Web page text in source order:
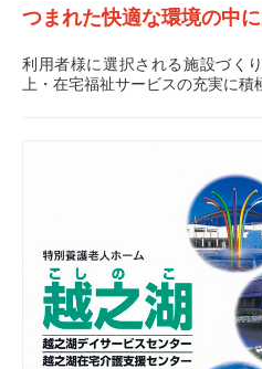
つまれた快適な環境の中に
利用者様に選択される施設づく
上・在宅福祉サービスの充実に積